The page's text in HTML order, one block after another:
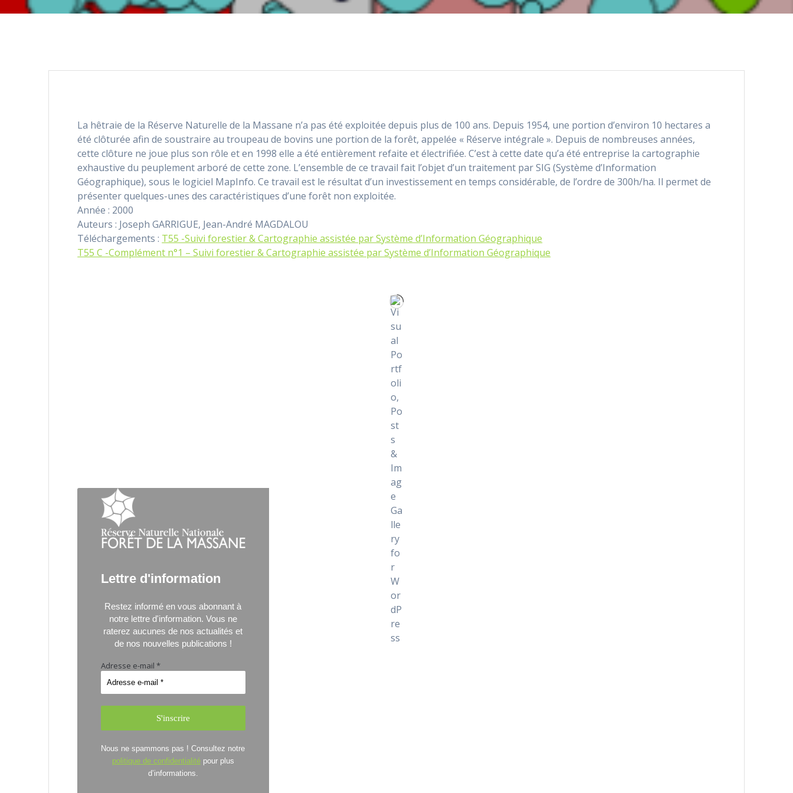
La hêtraie de la Réserve Naturelle de la Massane n’a pas été exploitée depuis plus de 100 ans. Depuis 1954, une portion d’environ 10 hectares a
été clôturée afin de soustraire au troupeau de bovins une portion de la forêt, appelée « Réserve intégrale ». Depuis de nombreuses années,
cette clôture ne joue plus son rôle et en 1998 elle a été entièrement refaite et électrifiée. C’est à cette date qu’a été entreprise la cartographie
exhaustive du peuplement arboré de cette zone. L’ensemble de ce travail fait l’objet d’un traitement par SIG (Système d’Information
Géographique), sous le logiciel MapInfo. Ce travail est le résultat d’un investissement en temps considérable, de l’ordre de 300h/ha. Il permet de
présenter quelques-unes des caractéristiques d’une forêt non exploitée.
Année : 2000
Auteurs : Joseph GARRIGUE, Jean-André MAGDALOU
Téléchargements : T55 -Suivi forestier & Cartographie assistée par Système d’Information Géographique
T55 C -Complément n°1 – Suivi forestier & Cartographie assistée par Système d’Information Géographique
Lettre d'information
Restez informé en vous abonnant à
notre lettre d'information. Vous ne
raterez aucunes de nos actualités et
de nos nouvelles publications !
Adresse e-mail*
Nous ne spammons pas ! Consultez notre
politique de confidentialitépour plus
d’informations.